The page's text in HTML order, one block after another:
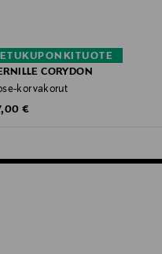
ETUKUPONKITUOTE
CORYDON
korvakorut
Price
€